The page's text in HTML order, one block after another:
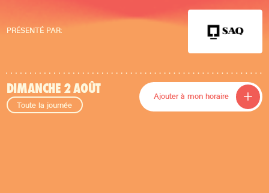
PRÉSENTÉ PAR:
DIMANCHE 2 AOÛT
Toute la journée
Ajouter à mon horaire